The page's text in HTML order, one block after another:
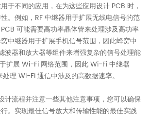
于不同的应用，在为这些应用设计 PCB 时，
。例如，RF 中继器用于扩展无线电信号的范
可能需要高功率晶体管来处理涉及高功率
中继器用于扩展手机信号范围，因此蜂窝中
波器和放大器等组件来增强复杂的信号处理能
扩展 Wi-Fi 网络范围，因此 Wi-Fi 中继器
理 Wi-Fi 通信中涉及的高数据速率。
计流程并注意一些其他注意事项，您可以确保
。实现最佳信号放大和传输性能的最佳实践